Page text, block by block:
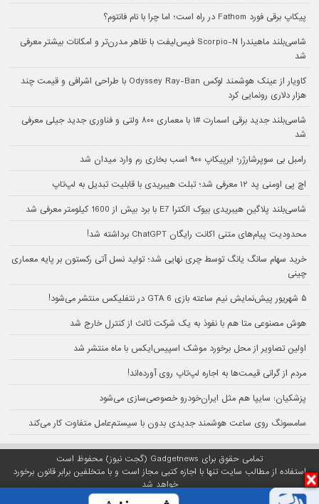
پیکاپ برقی فورد Fathom در راه است؛ اما چرا با نام فانتوم؟
شاسی‌بلند ماهیندرا Scorpio-N فیس‌لیفت با ظاهر مدرن‌تر و امکانات بیشتر معرفی
شد
کاویار از عینک هوشمند لوکس Odyssey Ray-Ban با طراحی اشرافی و قیمت چند
هزار دلاری رونمایی کرد
شاسی‌بلند جدید برقی اسمارت #۱ با معماری ۸۰۰ ولتی و فناوری جدید جیلی معرفی
شد
رامبل بی سوپرشارژر؛ ابرپیکاپ ۹۰۰ اسب بخاری رم وارد میدان شد
اچ پی اومنی پد ۱۲ معرفی شد؛ تبلت هیبریدی با قابلیت تبدیل به لپ‌تاپ
شاسی‌بلند پلاگین هیبریدی بیوک الکترا E7 با برد بیش از 1600 کیلومتر معرفی شد
محدودیت پیام‌های متنی اکانت رایگان ChatGPT برداشته شد!
خرید سهام سانگ‌ یانگ توسط چری نهایی شد؛ تولید نسل آتی رکستون بر پایه معماری
چینی
۵ شهریور پیش‌نمایش نیم ساعته بازی GTA 6 در نتفلیکس منتشر می‌شود!
هوش مصنوعی متا هم با نفوذ به یک شرکت ثالث از کنترل خارج شد
اولین تصاویر از محل برخورد موشک اسپیس‌ایکس با ماه منتشر شد
مردم از گرانی قیمت‌ها به اجاره لپ‌تاپ روی آورده‌اند!
پزشکیان: سایپا هم مثل ایران‌خودرو خصوصی‌سازی می‌شود
سامسونگ روی ساعت هوشمند جدیدی بدون با سیستم‌عامل متفاوت کار می‌کند
تمامی حقوق برای Gadgetnews (گجت نیوز) محفوظ است
استفاده از مطالب سایت تنها با اجازه کتبی مجاز است و با متخلفین برابر قانون برخورد
خواهد شد
سرور اختصاصیمبین هاست میزبانی می‌شود